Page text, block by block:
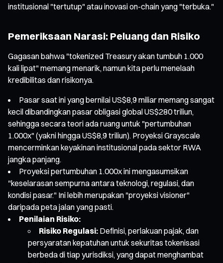
institusional "tertutup" atau inovasi on-chain yang "terbuka."
Pemeriksaan Narasi: Peluang dan Risiko
Gagasan bahwa "tokenized Treasury akan tumbuh 1.000
kali lipat" memang menarik, namun kita perlu menelaah
kredibilitas dan risikonya.
Pasar saat ini yang bernilai US$8,9 miliar memang sangat
kecil dibandingkan pasar obligasi global US$280 triliun,
sehingga secara teori ada ruang untuk "pertumbuhan
1.000x" (yakni hingga US$8,9 triliun). Proyeksi Grayscale
mencerminkan keyakinan institusional pada sektor RWA
jangka panjang.
Proyeksi pertumbuhan 1.000x ini mengasumsikan
"keselarasan sempurna antara teknologi, regulasi, dan
kondisi pasar." Ini lebih merupakan "proyeksi visioner"
daripada peta jalan yang pasti.
Penilaian Risiko:
Risiko Regulasi: Definisi, perlakuan pajak, dan
persyaratan kepatuhan untuk sekuritas tokenisasi
berbeda di tiap yurisdiksi, yang dapat menghambat